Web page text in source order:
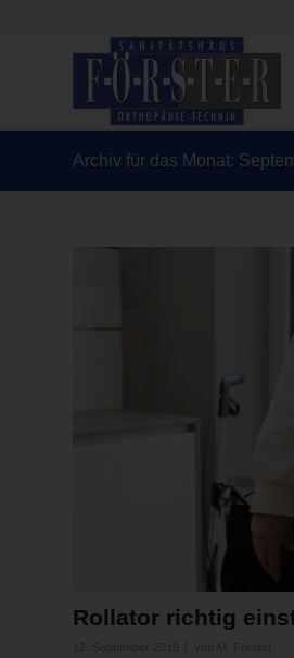
Archiv für das Monat:
Rollator richtig